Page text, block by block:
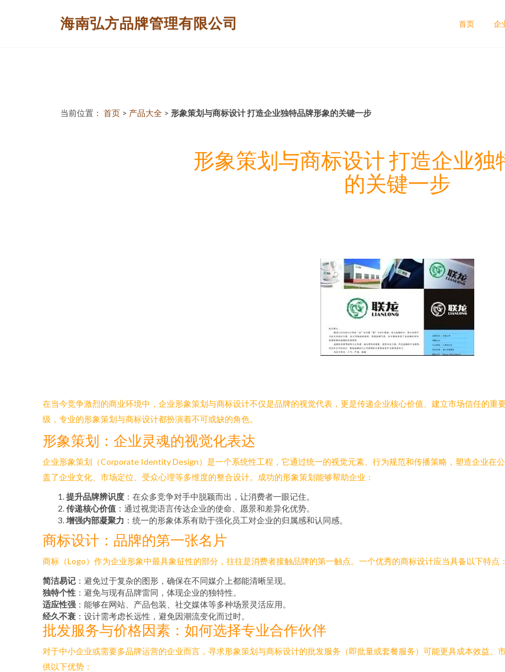
海南弘方品牌管理有限公司 首页 企
当前位置： 首页 > 产品大全 > 形象策划与商标设计 打造企业独特品牌形象的关键一步
形象策划与商标设计 打造企业独
的关键一步
在当今竞争激烈的商业环境中，企业形象策划与商标设计不仅是品牌的视觉代表，更是传递企业核心价值、建立市场信任的
级，专业的形象策划与商标设计都扮演着不可或缺的角色。
形象策划：企业灵魂的视觉化表达
企业形象策划（Corporate Identity Design）是一个系统性工程，它通过统一的视觉元素、行为规范和传播策略，塑造企业在
盖了企业文化、市场定位、受众心理等多维度的整合设计。成功的形象策划能够帮助企业：
提升品牌辨识度 ：在众多竞争对手中脱颖而出，让消费者一眼记住。
传递核心价值 ：通过视觉语言传达企业的使命、愿景和差异化优势。
增强内部凝聚力 ：统一的形象体系有助于强化员工对企业的归属感和认同感。
商标设计：品牌的第一张名片
商标（Logo）作为企业形象中最具象征性的部分，往往是消费者接触品牌的第一触点。一个优秀的商标设计应当具备以下特点：
简洁易记 ：避免过于复杂的图形，确保在不同媒介上都能清晰呈现。
独特个性 ：避免与现有品牌雷同，体现企业的独特性。
适应性强 ：能够在网站、产品包装、社交媒体等多种场景灵活应用。
经久不衰 ：设计需考虑长远性，避免因潮流变化而过时。
批发服务与价格因素：如何选择专业合作伙伴
对于中小企业或需要多品牌运营的企业而言，寻求形象策划与商标设计的批发服务（即批量或套餐服务）可能更具成本效益。
供以下优势：